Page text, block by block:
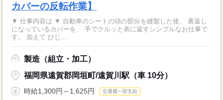
カバーの反転作業】
▼ 仕事内容は ▼ 自動車のシートの頭の部分を縫製した後、 裏返し
になっているカバーを、 手でクルッと表に返すシンプルなお仕事で
す。 加えて ひじ...
製造（組立・加工）
福岡県遠賀郡岡垣町/遠賀川駅（車 10分）
時給1,300円～1,625円 交通費一部支給